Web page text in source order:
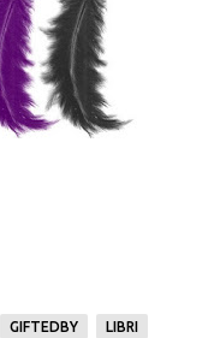
GIFTEDBY LIBRI